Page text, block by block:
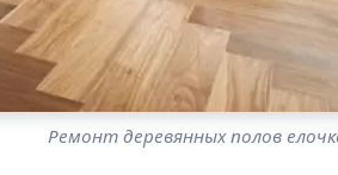
Ремонт деревянных полов